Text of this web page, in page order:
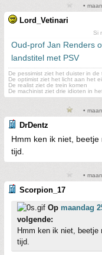
•
Lord_Vetinari
Si
Oud-prof Jan Renders
landstitel met PSV
De pessimist ziet het duister in de
De optimist ziet het licht aan het
De realist ziet de trein komen
De machinist ziet drie idioten in
•
DrDentz
Hmm ken ik niet,
tijd.
•
Scorpion_17
Op maandag
volgende:
Hmm ken ik niet, beetje
tijd.